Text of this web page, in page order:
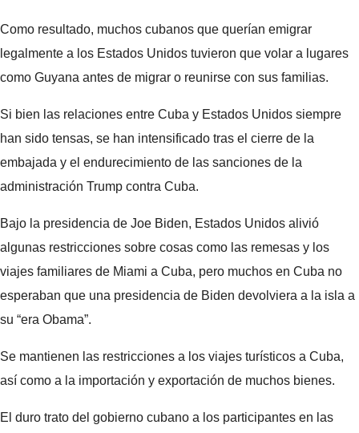
Como resultado, muchos cubanos que querían emigrar
legalmente a los Estados Unidos tuvieron que volar a lugares
como Guyana antes de migrar o reunirse con sus familias.
Si bien las relaciones entre Cuba y Estados Unidos siempre
han sido tensas, se han intensificado tras el cierre de la
embajada y el endurecimiento de las sanciones de la
administración Trump contra Cuba.
Bajo la presidencia de Joe Biden, Estados Unidos alivió
algunas restricciones sobre cosas como las remesas y los
viajes familiares de Miami a Cuba, pero muchos en Cuba no
esperaban que una presidencia de Biden devolviera a la isla a
su “era Obama”.
Se mantienen las restricciones a los viajes turísticos a Cuba,
así como a la importación y exportación de muchos bienes.
El duro trato del gobierno cubano a los participantes en las